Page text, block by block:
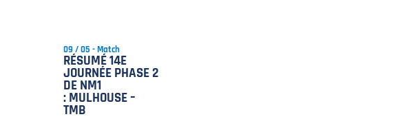
09 / 05 - Match
RÉSUMÉ 14E
JOURNÉE PHASE 2
DE NM1
: MULHOUSE –
TMB